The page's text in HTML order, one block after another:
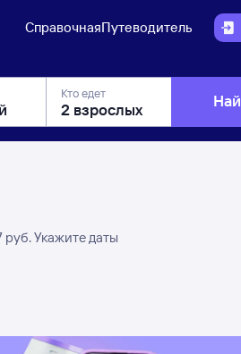
СправочнаяПутеводитель
Кто едет
Укажите даты